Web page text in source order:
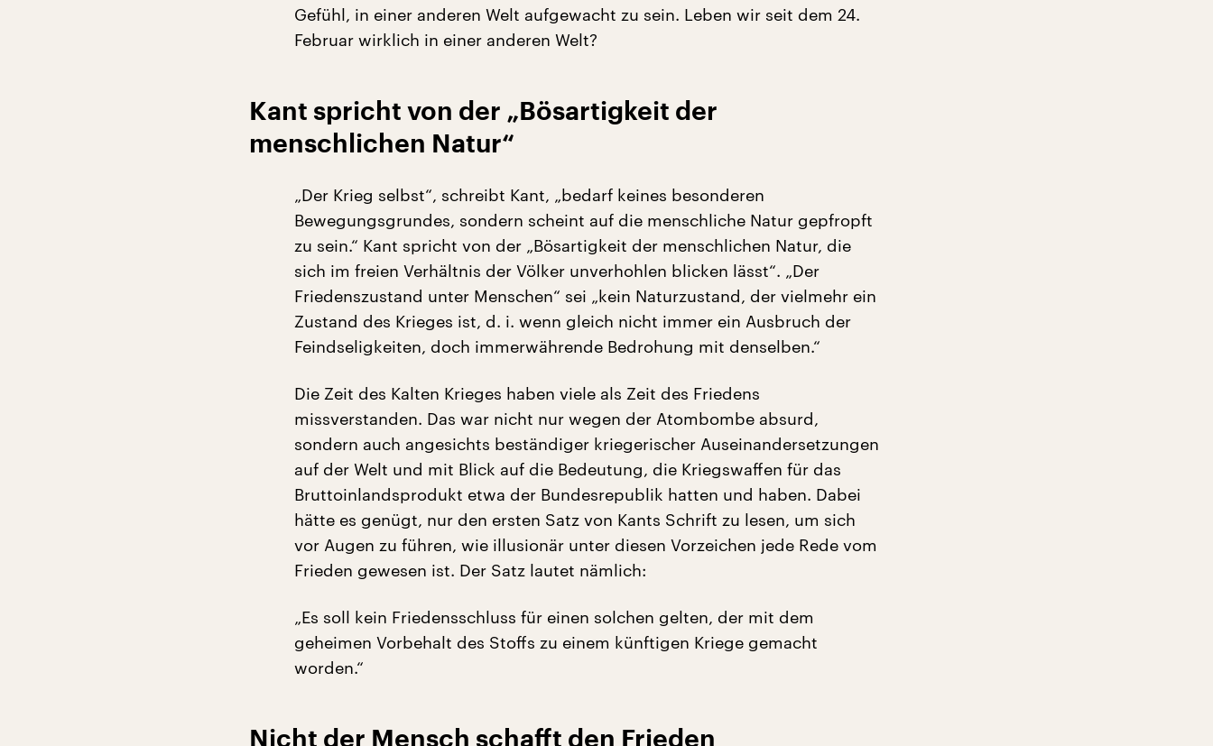
Gefühl, in einer anderen Welt aufgewacht zu sein. Leben wir seit dem 24.
Februar wirklich in einer anderen Welt?
Kant spricht von der „Bösartigkeit der
menschlichen Natur“
„Der Krieg selbst“, schreibt Kant, „bedarf keines besonderen
Bewegungsgrundes, sondern scheint auf die menschliche Natur gepfropft
zu sein.“ Kant spricht von der „Bösartigkeit der menschlichen Natur, die
sich im freien Verhältnis der Völker unverhohlen blicken lässt“. „Der
Friedenszustand unter Menschen“ sei „kein Naturzustand, der vielmehr ein
Zustand des Krieges ist, d. i. wenn gleich nicht immer ein Ausbruch der
Feindseligkeiten, doch immerwährende Bedrohung mit denselben.“
Die Zeit des Kalten Krieges haben viele als Zeit des Friedens
missverstanden. Das war nicht nur wegen der Atombombe absurd,
sondern auch angesichts beständiger kriegerischer Auseinandersetzungen
auf der Welt und mit Blick auf die Bedeutung, die Kriegswaffen für das
Bruttoinlandsprodukt etwa der Bundesrepublik hatten und haben. Dabei
hätte es genügt, nur den ersten Satz von Kants Schrift zu lesen, um sich
vor Augen zu führen, wie illusionär unter diesen Vorzeichen jede Rede vom
Frieden gewesen ist. Der Satz lautet nämlich:
„Es soll kein Friedensschluss für einen solchen gelten, der mit dem
geheimen Vorbehalt des Stoffs zu einem künftigen Kriege gemacht
worden.“
Nicht der Mensch schafft den Frieden